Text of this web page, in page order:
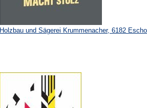
Holzbau und Sägerei Krummenacher, 6182